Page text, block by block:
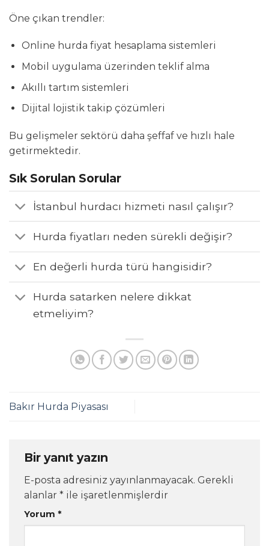
Öne çıkan trendler:
Online hurda fiyat hesaplama sistemleri
Mobil uygulama üzerinden teklif alma
Akıllı tartım sistemleri
Dijital lojistik takip çözümleri
Bu gelişmeler sektörü daha şeffaf ve hızlı hale
getirmektedir.
Sık Sorulan Sorular
İstanbul hurdacı hizmeti nasıl çalışır?
Hurda fiyatları neden sürekli değişir?
En değerli hurda türü hangisidir?
Hurda satarken nelere dikkat
etmeliyim?
Bakır Hurda Piyasası
Bir yanıt yazın
E-posta adresiniz yayınlanmayacak. Gerekli
alanlar * ile işaretlenmişlerdir
Yorum *